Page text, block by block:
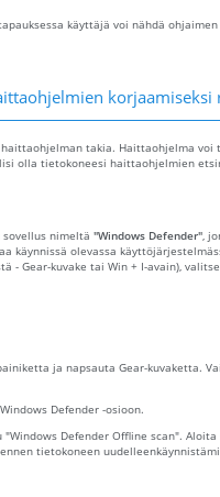
käyttäjä voi nähdä
korjaamiseksi
takia. Haittaohjelma voi
olla tietokoneesi haittaohjelmien
sovellus nimeltä "Windows Defender",
käynnissä olevassa
- Gear-kuvake tai Win + I-avain),
ja napsauta Gear-kuvaketta.
Defender -osioon.
Defender Offline scan".
tietokoneen